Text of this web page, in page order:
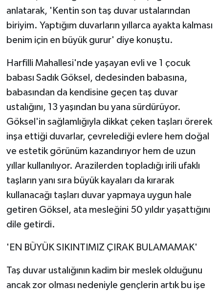
anlatarak, 'Kentin son taş duvar ustalarından
biriyim. Yaptığım duvarların yıllarca ayakta kalması
benim için en büyük gurur' diye konuştu.
Harfilli Mahallesi'nde yaşayan evli ve 1 çocuk
babası Sadık Göksel, dedesinden babasına,
babasından da kendisine geçen taş duvar
ustalığını, 13 yaşından bu yana sürdürüyor.
Göksel'in sağlamlığıyla dikkat çeken taşları örerek
inşa ettiği duvarlar, çevrelediği evlere hem doğal
ve estetik görünüm kazandırıyor hem de uzun
yıllar kullanılıyor. Arazilerden topladığı irili ufaklı
taşların yanı sıra büyük kayaları da kırarak
kullanacağı taşları duvar yapmaya uygun hale
getiren Göksel, ata mesleğini 50 yıldır yaşattığını
dile getirdi.
'EN BÜYÜK SIKINTIMIZ ÇIRAK BULAMAMAK'
Taş duvar ustalığının kadim bir meslek olduğunu
ancak zor olması nedeniyle gençlerin artık bu işe